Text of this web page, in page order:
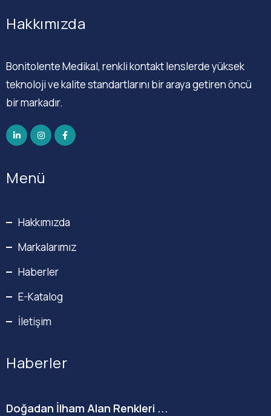
Hakkımızda
Bonitolente Medikal, renkli kontakt lenslerde yüksek
teknoloji ve kalite standartlarını bir araya getiren öncü
bir markadır.
Menü
Hakkımızda
Markalarımız
Haberler
E-Katalog
İletişim
Haberler
Doğadan İlham Alan Renkleri ...